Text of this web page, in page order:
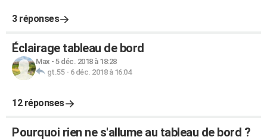
3 réponses
Éclairage tableau de bord
Max - 5 déc. 2018 à 18:28
gt.55- 6 déc. 2018 à 16:04
12 réponses
Pourquoi rien ne s'allume au tableau de bord ?